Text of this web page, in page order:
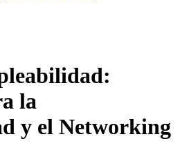
la
y el Networking